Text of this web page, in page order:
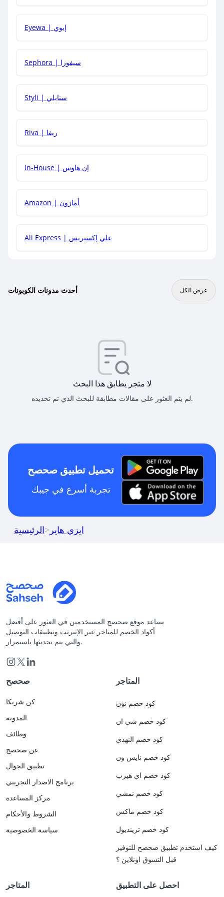
هل يمكنني جمع كود خصم مع العروض الأخرى؟
Eyewa | إيوي
Sephora | سيفورا
Styli | ستايلي
Riva | ريفا
In-House | إن هاوس
Amazon | أمازون
Ali Express | علي إكسبريس
أحدث مدونات الكوبونات عرض الكل
لا متجر يطابق هذا البحث
لم يتم العثور على مقالات مطابقة للبحث الذي تم تحديده.
تحميل تطبيق صحصح
تجربة أسرع في جيبك
الرئيسية> ايزي هاير
يساعد موقع صحصح المستخدمين في العثور على أفضل
أكواد الخصم للمتاجر عبر الإنترنت وتطبيقات التوصيل
والتي يتم تحديثها باستمرار.
صحصح
كن شريكا
المدونة
وظائف
عن صحصح
تطبيق الجوال
برنامج الاصدار التجريبي
مركز المساعدة
الشروط والأحكام
سياسة الخصوصية
المتاجر
كود خصم نون
كود خصم شي ان
كود خصم النهدي
كود خصم نايس ون
كود خصم اي هيرب
كود خصم نمشي
كود خصم ماكس
كود خصم ترينديول
كيف استخدم تطبيق صحصح للتوفير
قبل التسوق اونلاين ؟
المتاجر احصل على التطبيق